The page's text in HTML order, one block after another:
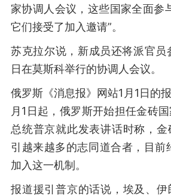
家协调人会议，这些国家全面参
它们接受了加入邀请”。
苏克拉尔说，新成员还将派官
日在莫斯科举行的协调人会议。
俄罗斯《消息报》网站1月1日的
月1日起，俄罗斯开始担任金砖
总统普京就此发表讲话时称，
引越来越多的志同道合者，目前
加入这一机制。
报道援引普京的话说，埃及、